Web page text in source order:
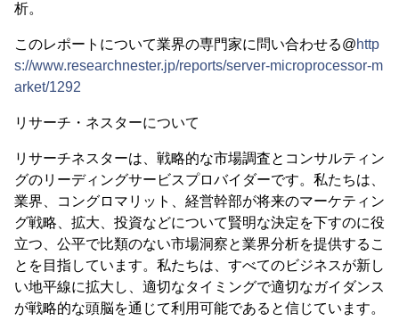
析。
このレポートについて業界の専門家に問い合わせる@http
s://www.researchnester.jp/reports/server-microprocessor-m
arket/1292
リサーチ・ネスターについて
リサーチネスターは、戦略的な市場調査とコンサルティン
グのリーディングサービスプロバイダーです。私たちは、
業界、コングロマリット、経営幹部が将来のマーケティン
グ戦略、拡大、投資などについて賢明な決定を下すのに役
立つ、公平で比類のない市場洞察と業界分析を提供するこ
とを目指しています。私たちは、すべてのビジネスが新し
い地平線に拡大し、適切なタイミングで適切なガイダンス
が戦略的な頭脳を通じて利用可能であると信じています。